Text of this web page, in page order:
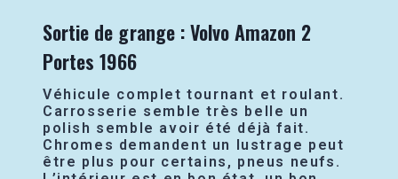
Sortie de grange : Volvo Amazon 2
Portes 1966
Véhicule complet tournant et roulant.
Carrosserie semble très belle un
polish semble avoir été déjà fait.
Chromes demandent un lustrage peut
être plus pour certains, pneus neufs.